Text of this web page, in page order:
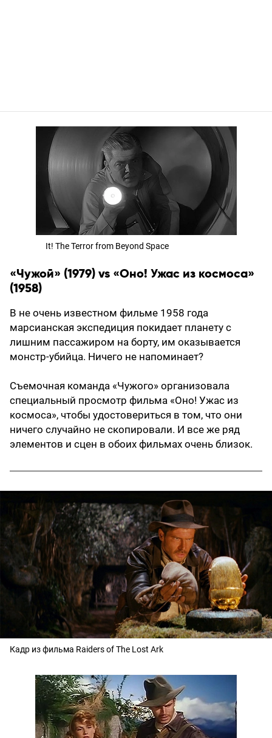
It! The Terror from Beyond Space
«Чужой» (1979) vs «Оно! Ужас из космоса»
(1958)
В не очень известном фильме 1958 года
марсианская экспедиция покидает планету с
лишним пассажиром на борту, им оказывается
монстр-убийца. Ничего не напоминает?
Съемочная команда «Чужого» организовала
специальный просмотр фильма «Оно! Ужас из
космоса», чтобы удостовериться в том, что они
ничего случайно не скопировали. И все же ряд
элементов и сцен в обоих фильмах очень близок.
Кадр из фильма Raiders of The Lost Ark